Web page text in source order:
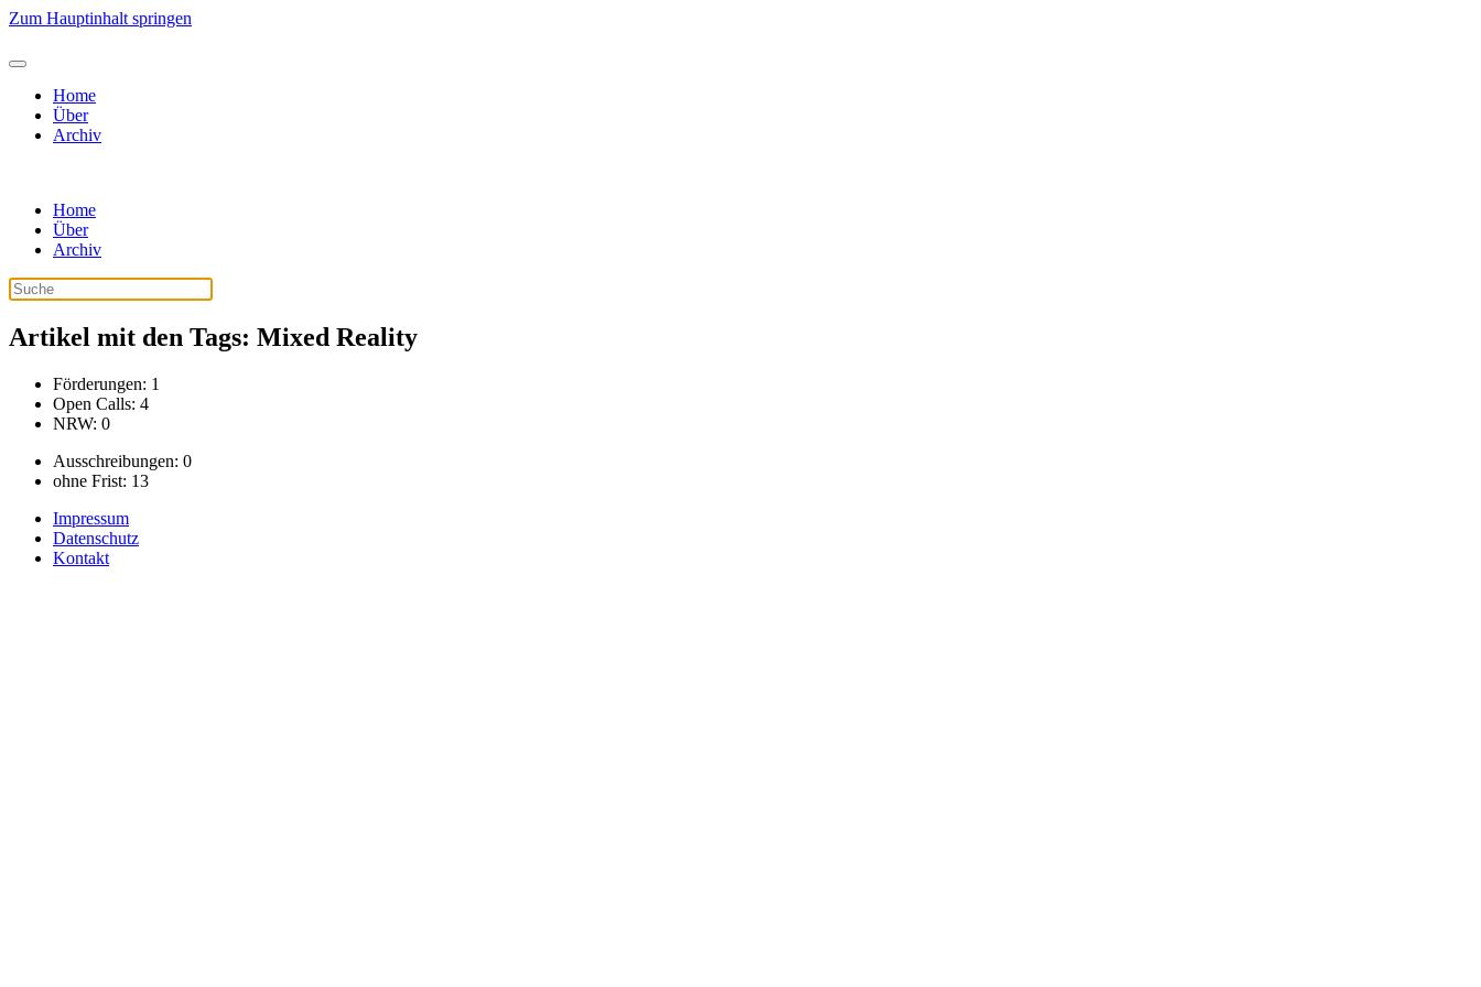
Zum Hauptinhalt springen
Home
Über
Archiv
Home
Über
Archiv
Artikel mit den Tags: Mixed Reality
Förderungen: 1
Open Calls: 4
NRW: 0
Ausschreibungen: 0
ohne Frist: 13
Impressum
Datenschutz
Kontakt